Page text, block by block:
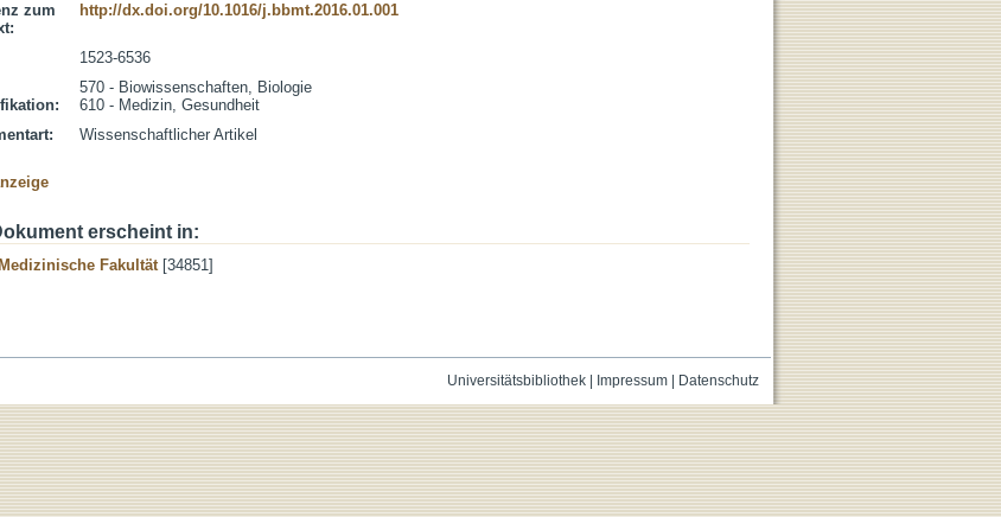
zum
http://dx.doi.org/10.1016/j.bbmt.2016.01.001
1523-6536
570 - Biowissenschaften, Biologie
610 - Medizin, Gesundheit
Wissenschaftlicher Artikel
erscheint in:
Fakultät[34851]
Universitätsbibliothek| Impressum| Datenschutz